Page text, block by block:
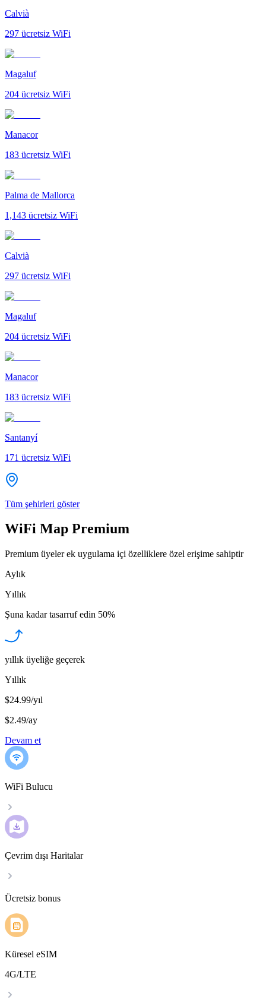
Calvià
297 ücretsiz WiFi
Magaluf
204 ücretsiz WiFi
Manacor
183 ücretsiz WiFi
Palma de Mallorca
1,143 ücretsiz WiFi
Calvià
297 ücretsiz WiFi
Magaluf
204 ücretsiz WiFi
Manacor
183 ücretsiz WiFi
Santanyí
171 ücretsiz WiFi
Tüm şehirleri göster
WiFi Map Premium
Premium üyeler ek uygulama içi özelliklere özel erişime sahiptir
Aylık
Yıllık
Şuna kadar tasarruf edin 50%
yıllık üyeliğe geçerek
Yıllık
$24.99/yıl
$2.49/ay
Devam et
WiFi Bulucu
Çevrim dışı Haritalar
Ücretsiz bonus
Küresel eSIM
4G/LTE